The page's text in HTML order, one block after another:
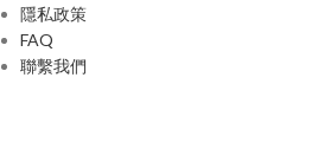
隱私政策
FAQ
聯繫我們